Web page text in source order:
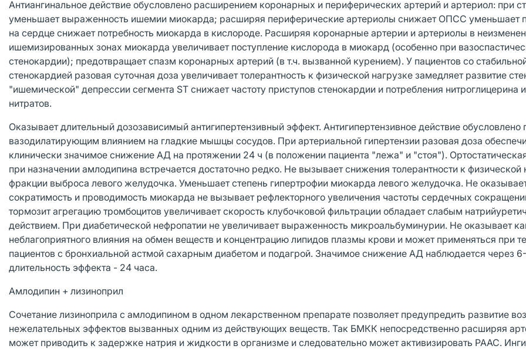
Антиангинальное действие обусловлено расширением коронарных и периферических артерий и артериол: при
уменьшает выраженность ишемии миокарда; расширяя периферические артериолы снижает ОПСС уменьшает
на сердце снижает потребность миокарда в кислороде. Расширяя коронарные артерии и артериолы в
ишемизированных зонах миокарда увеличивает поступление кислорода в миокард (особенно при
стенокардии); предотвращает спазм коронарных артерий (в т.ч. вызванной курением). У пациентов со
стенокардией разовая суточная доза увеличивает толерантность к физической нагрузке замедляет развитие
"ишемической" депрессии сегмента ST снижает частоту приступов стенокардии и потребления нитроглицерина
нитратов.
Оказывает длительный дозозависимый антигипертензивный эффект. Антигипертензивное действие
вазодилатирующим влиянием на гладкие мышцы сосудов. При артериальной гипертензии разовая доза
клинически значимое снижение АД на протяжении 24 ч (в положении пациента "лежа" и "стоя").
при назначении амлодипина встречается достаточно редко. Не вызывает снижения толерантности к физической
фракции выброса левого желудочка. Уменьшает степень гипертрофии миокарда левого желудочка. Не
сократимость и проводимость миокарда не вызывает рефлекторного увеличения частоты сердечных
тормозит агрегацию тромбоцитов увеличивает скорость клубочковой фильтрации обладает слабым
действием. При диабетической нефропатии не увеличивает выраженность микроальбуминурии. Не оказывает
неблагоприятного влияния на обмен веществ и концентрацию липидов плазмы крови и может применяться при
пациентов с бронхиальной астмой сахарным диабетом и подагрой. Значимое снижение АД наблюдается через
длительность эффекта - 24 часа.
Амлодипин + лизиноприл
Сочетание лизиноприла с амлодипином в одном лекарственном препарате позволяет предупредить развитие
нежелательных эффектов вызванных одним из действующих веществ. Так БМКК непосредственно расширяя
может приводить к задержке натрия и жидкости в организме и следовательно может активизировать РААС.